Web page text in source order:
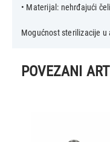
• Materijal: nehrđajući
POVEZANI